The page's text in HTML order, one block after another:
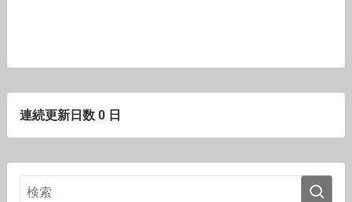
連続更新日数 0 日